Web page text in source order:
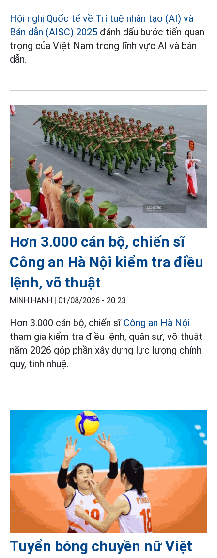
Hội nghị Quốc tế về Trí tuệ nhân tạo (AI) và
Bán dẫn (AISC) 2025 đánh dấu bước tiến quan
trọng của Việt Nam trong lĩnh vực AI và bán
dẫn.
Hơn 3.000 cán bộ, chiến sĩ
Công an Hà Nội kiểm tra điều
lệnh, võ thuật
MINH HẠNH | 01/08/2026 - 20:23
Hơn 3.000 cán bộ, chiến sĩ Công an Hà Nội
tham gia kiểm tra điều lệnh, quân sự, võ thuật
năm 2026 góp phần xây dựng lực lượng chính
quy, tinh nhuệ.
Tuyển bóng chuyền nữ Việt